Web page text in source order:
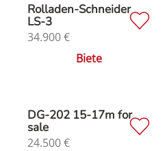
Rolladen-Schneider
LS-3
34.900€
Biete
DG-202 15-17m for
sale
24.500€